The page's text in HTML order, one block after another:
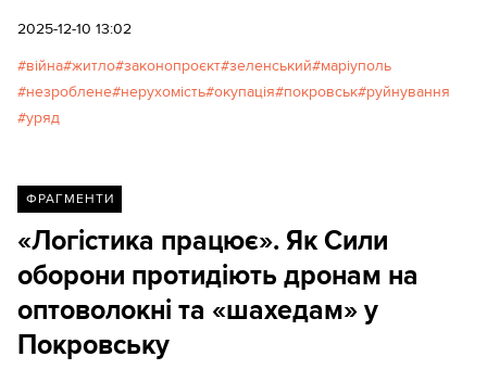
2025-12-10 13:02
війна житло законопроєкт зеленський маріуполь
незроблене нерухомість окупація покровськ руйнування
уряд
ФРАГМЕНТИ
«Логістика працює». Як Сили
оборони протидіють дронам на
оптоволокні та «шахедам» у
Покровську